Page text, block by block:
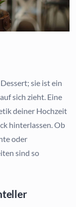
sie ist ein
sich zieht. Eine
deiner Hochzeit
hinterlassen. Ob
oder
sind so